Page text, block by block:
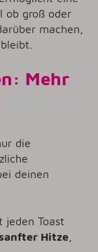
ob groß oder
machen,
Mehr
die
deinen
jeden Toast
Hitze